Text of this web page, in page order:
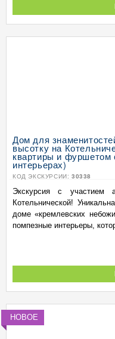
Дом для
высотку на
квартиры и фуршетом
интерьерах)
КОД ЭКСКУРСИИ: 30338
Экскурсия с участием
Котельнической!
доме «кремлевских
помпезные интерьеры,
НОВОЕ